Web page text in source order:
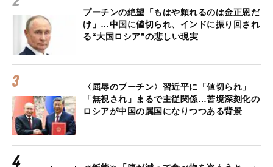
プーチンの絶望「もはや頼れるのは金正恩だ
け」…中国に値切られ、インドに振り回され
る“大国ロシア”の悲しい現実
〈屈辱のプーチン〉習近平に「値切られ」
「無視され」まるで主従関係…苦境深刻化の
ロシアが中国の属国になりつつある背景